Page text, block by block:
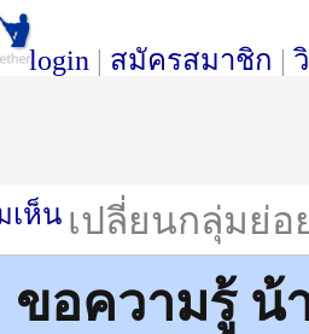
login | สมัครสมาชิก |
เปลี่ยนกลุ่มย่
เห็น
อความรู้ น้